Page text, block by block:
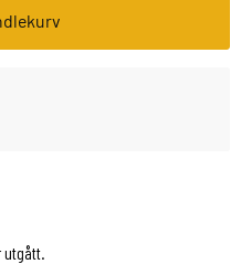
utgått.